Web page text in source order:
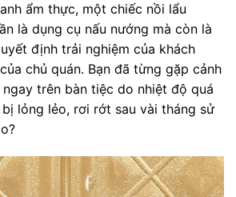
ẩm thực, một chiếc nồi lẩu
là dụng cụ nấu nướng mà còn là
định trải nghiệm của khách
chủ quán. Bạn đã từng gặp cảnh
trên bàn tiệc do nhiệt độ quá
lỏng lẻo, rơi rớt sau vài tháng sử